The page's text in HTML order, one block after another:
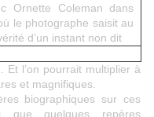
Ornette Coleman dans
le photographe saisit au
d’un instant non dit
Et l’on pourrait multiplier à
et magnifiques.
biographiques sur ces
que quelques repères